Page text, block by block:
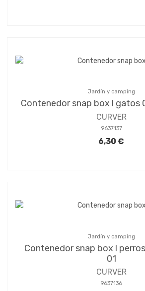
Jardín y camping
Contenedor snap box l gatos
CURVER
9637137
6,30 €
Jardín y camping
Contenedor snap box l
01
CURVER
9637136